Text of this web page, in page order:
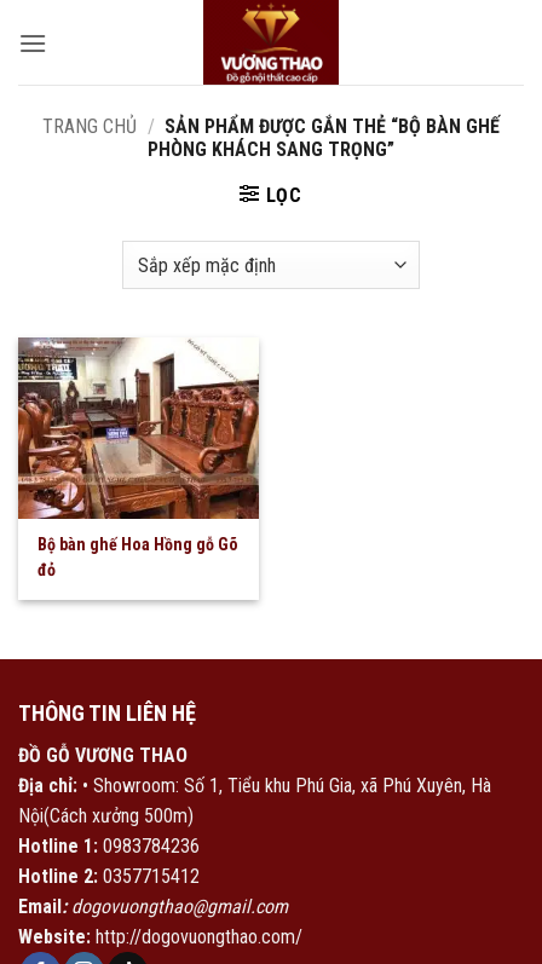
qua
TRANG CHỦ / SẢN PHẨM ĐƯỢC GẮN THẺ “BỘ BÀN GHẾ
PHÒNG KHÁCH SANG TRỌNG”
LỌC
Bộ bàn ghế Hoa Hồng gỗ Gõ
đỏ
THÔNG TIN LIÊN HỆ
ĐỒ GỖ VƯƠNG THAO
Địa chỉ: • Showroom: Số 1, Tiểu khu Phú Gia, xã Phú Xuyên, Hà
Nội(Cách xưởng 500m)
Hotline 1: 0983784236
Hotline 2: 0357715412
Email :dogovuongthao@gmail.com
Website: http://dogovuongthao.com/